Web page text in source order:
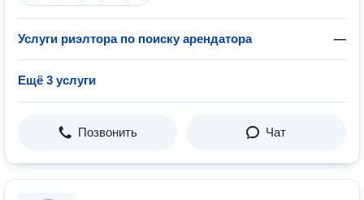
Услуги риэлтора по поиску арендатора —
Ещё 3 услуги
Позвонить Чат